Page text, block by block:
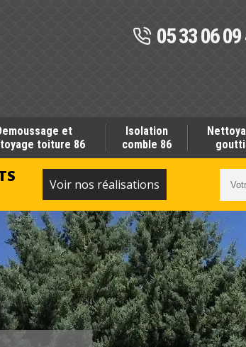
05 33 06 09
et
toiture 86
Isolation
comble 86
Voir nos réalisations